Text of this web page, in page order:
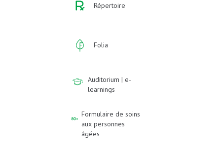
Répertoire
Folia
Auditorium | e-
learnings
Formulaire de soins
aux personnes
âgées